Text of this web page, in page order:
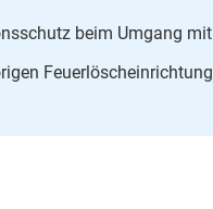
beim Umgang